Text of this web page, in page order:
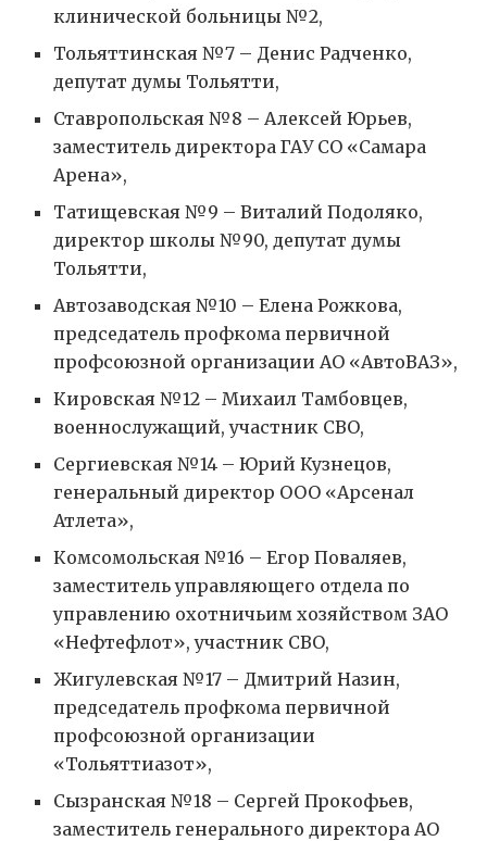
клинической больницы №2,
Тольяттинская №7 – Денис Радченко,
депутат думы Тольятти,
Ставропольская №8 – Алексей Юрьев,
заместитель директора ГАУ СО «Самара
Арена»,
Татищевская №9 – Виталий Подоляко,
директор школы №90, депутат думы
Тольятти,
Автозаводская №10 – Елена Рожкова,
председатель профкома первичной
профсоюзной организации АО «АвтоВАЗ»,
Кировская №12 – Михаил Тамбовцев,
военнослужащий, участник СВО,
Сергиевская №14 – Юрий Кузнецов,
генеральный директор ООО «Арсенал
Атлета»,
Комсомольская №16 – Егор Поваляев,
заместитель управляющего отдела по
управлению охотничьим хозяйством ЗАО
«Нефтефлот», участник СВО,
Жигулевская №17 – Дмитрий Назин,
председатель профкома первичной
профсоюзной организации
«Тольяттиазот»,
Сызранская №18 – Сергей Прокофьев,
заместитель генерального директора АО